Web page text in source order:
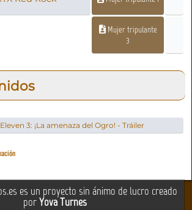
Mujer tripulante
3
3: ¡La amenaza del Ogro! - Tráiler
es un proyecto sin ánimo de lucro creado
porYova Turnes